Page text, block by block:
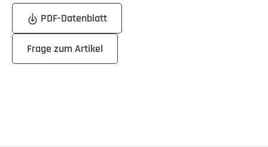
PDF-Datenblatt
Frage zum Artikel